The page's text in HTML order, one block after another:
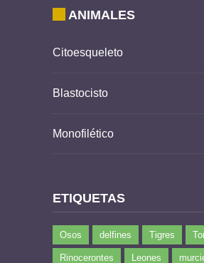
ANIMALES
Citoesqueleto
Blastocisto
Monofilético
ETIQUETAS
Osos delfines Tigres
Rinocerontes Leones